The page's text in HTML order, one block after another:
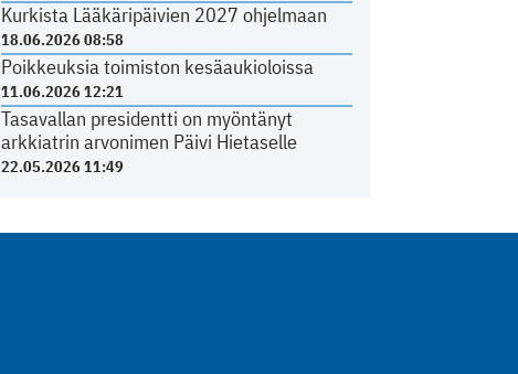
Kurkista Lääkäripäivien 2027 ohjelmaan
18.06.2026 08:58
Poikkeuksia toimiston kesäaukioloissa
11.06.2026 12:21
Tasavallan presidentti on myöntänyt
arkkiatrin arvonimen Päivi Hietaselle
22.05.2026 11:49